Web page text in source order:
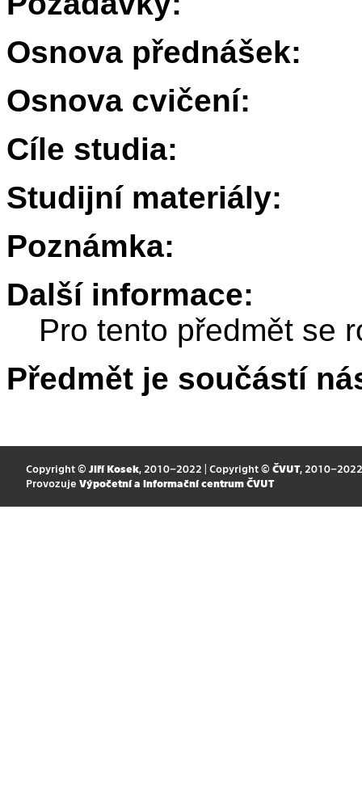
Osnova přednášek:
Osnova cvičení:
Cíle studia:
Studijní materiály:
Poznámka:
Další informace:
Pro tento předmět se
Předmět je součástí
Copyright © Jiří Kosek, 2010–2022 | Copyright © ČVUT, 2010–2022
Provozuje Výpočetní a informační centrum ČVUT